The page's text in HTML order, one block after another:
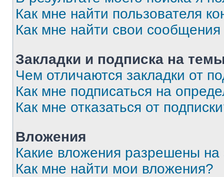
Как мне найти пользователя
Как мне найти свои
Закладки и подписка на
Чем отличаются закладки от
Как мне подписаться на
Как мне отказаться от
Вложения
Какие вложения разрешены
Как мне найти мои вложения?